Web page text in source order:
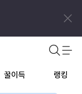
꿀이득 랭킹